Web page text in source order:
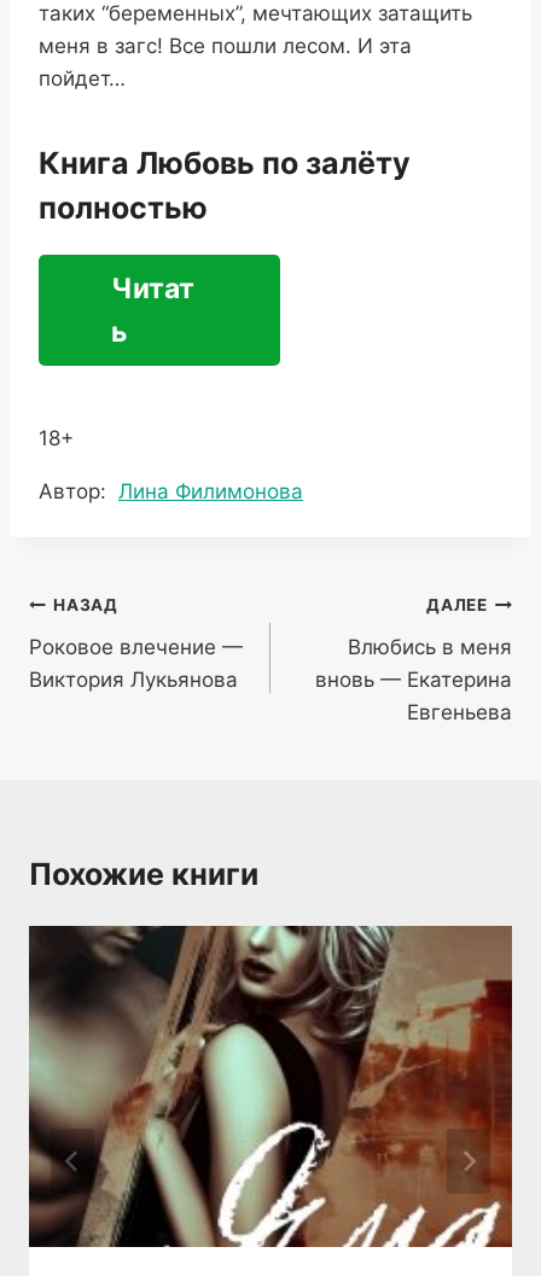
таких “беременных”, мечтающих затащить
меня в загс! Все пошли лесом. И эта
пойдет…
Книга Любовь по залёту
полностью
Читат
ь
18+
Метки
Автор: Лина Филимонова
Навигация
по
записям
НАЗАД
Роковое влечение —
Виктория Лукьянова
ДАЛЕЕ
Влюбись в меня
вновь — Екатерина
Евгеньева
Похожие книги